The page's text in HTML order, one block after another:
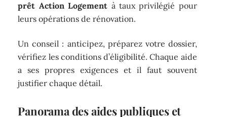
prêt Action Logement à taux privilégié pour
leurs opérations de rénovation.
Un conseil : anticipez, préparez votre dossier,
vérifiez les conditions d’éligibilité. Chaque aide
a ses propres exigences et il faut souvent
justifier chaque détail.
Panorama des aides publiques et